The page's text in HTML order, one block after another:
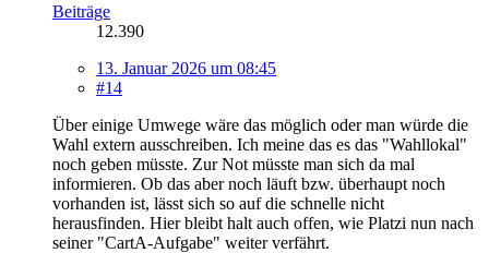
Beiträge
12.390
13. Januar 2026 um 08:45
#14
Über einige Umwege wäre das möglich oder man würde die
Wahl extern ausschreiben. Ich meine das es das "Wahllokal"
noch geben müsste. Zur Not müsste man sich da mal
informieren. Ob das aber noch läuft bzw. überhaupt noch
vorhanden ist, lässt sich so auf die schnelle nicht
herausfinden. Hier bleibt halt auch offen, wie Platzi nun nach
seiner "CartA-Aufgabe" weiter verfährt.